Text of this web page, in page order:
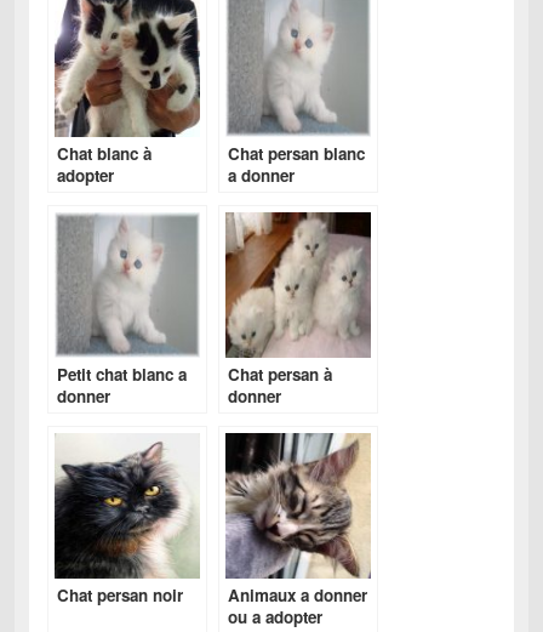
Chat blanc à
adopter
Chat persan blanc
a donner
Petit chat blanc a
donner
Chat persan à
donner
Chat persan noir
Animaux a donner
ou a adopter